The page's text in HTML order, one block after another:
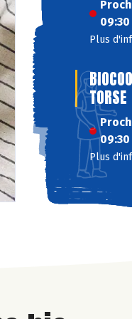
09:30
Plus
TORSE
09:30
Plus